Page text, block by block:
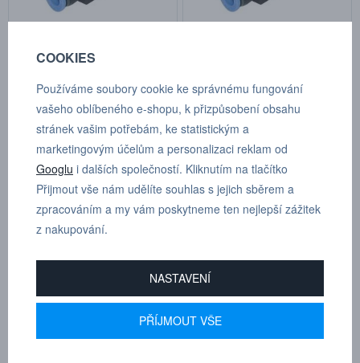
IQSH 36 (P 6 mm, A 6 mm)
Kat.číslo: IQSH 36
skladem
154,00 Kč
Kat.číslo: IQSH 38
skladem
167,00 Kč
IQSHE 31410 (P R 1/4” mm,
IQSH 31212 (P R 1/2” mm, A
COOKIES
Používáme soubory cookie ke správnému fungování
vašeho oblíbeného e-shopu, k přizpůsobení obsahu
stránek vašim potřebám, ke statistickým a
marketingovým účelům a personalizaci reklam od
Googlu i dalších společností. Kliknutím na tlačítko
Přijmout vše nám udělíte souhlas s jejich sběrem a
zpracováním a my vám poskytneme ten nejlepší zážitek
z nakupování.
NASTAVENÍ
PŘÍJMOUT VŠE